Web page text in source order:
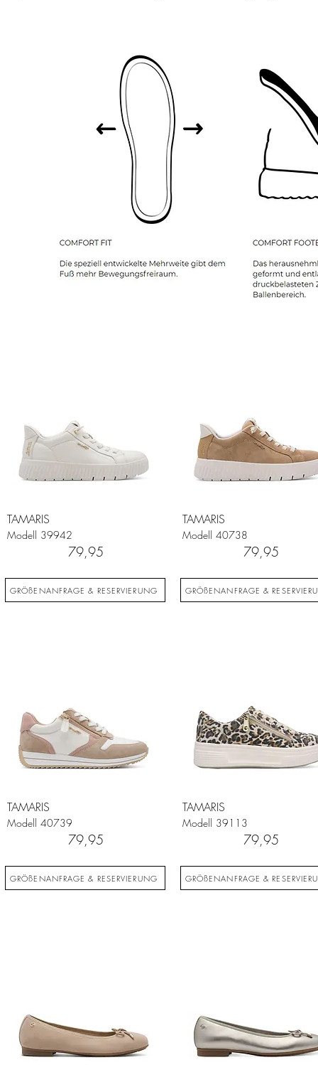
TAMARIS
39942
Modell
79,95
GRÖßENANFRAGE & RESERVIERUNG
TAMARIS
40739
Modell
79,95
GRÖßENANFRAGE & RESERVIERUNG
TAMARIS
40738
Modell
79,95
GRÖßENANFRAGE &
TAMARIS
39113
Modell
79,95
GRÖßENANFRAGE &